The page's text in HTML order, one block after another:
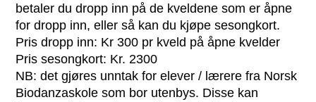
betaler du dropp inn på de kveldene som er åpne
for dropp inn, eller så kan du kjøpe sesongkort.
Pris dropp inn: Kr 300 pr kveld på åpne kvelder
Pris sesongkort: Kr. 2300
NB: det gjøres unntak for elever / lærere fra Norsk
Biodanzaskole som bor utenbys. Disse kan